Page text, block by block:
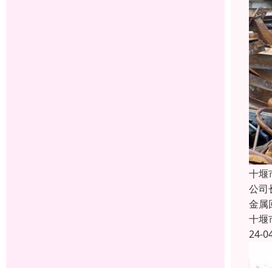
十堰
公司
金属
十堰
24-